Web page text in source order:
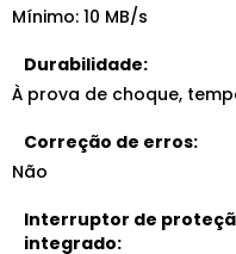
Mínimo: 10 MB/s
Durabilidade:
À prova de choque,
Correção de erros:
Não
Interruptor de
integrado: